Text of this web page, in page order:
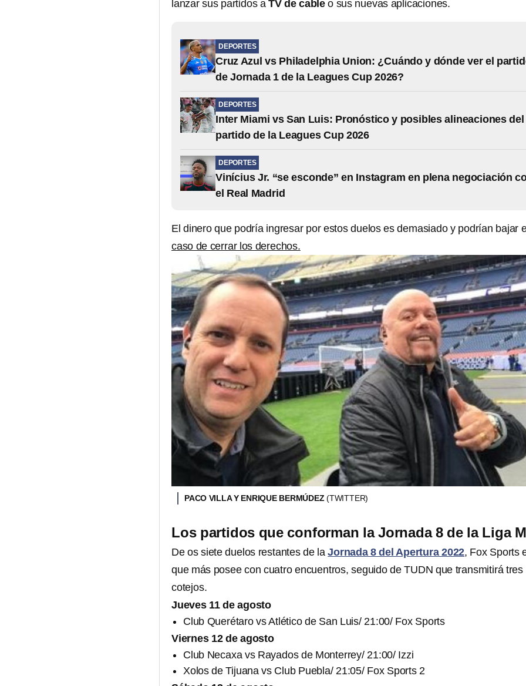
lanzar sus partidos aTV de cable o sus nuevas aplicaciones.
DEPORTES
Cruz Azul vs Philadelphia Union: ¿Cuándo y dónde ver el
de Jornada 1 de la Leagues Cup 2026?
DEPORTES
Inter Miami vs San Luis: Pronóstico y posibles alineaciones del
partido de la Leagues Cup 2026
DEPORTES
Vinícius Jr. “se esconde” en Instagram en plena negociación
el Real Madrid
El dinero que podría ingresar por estos duelos es demasiado y podrían bajar
caso de cerrar los derechos.
PACO VILLA Y ENRIQUE BERMÚDEZ (TWITTER)
Los partidos que conforman la Jornada 8 de la Liga
De os siete duelos restantes de laJornada 8 del Apertura 2022, Fox Sports
que más posee con cuatro encuentros, seguido de TUDN que transmitirá tres
cotejos.
Jueves 11 de agosto
Club Querétaro vs Atlético de San Luis/ 21:00/ Fox Sports
Viernes 12 de agosto
Club Necaxa vs Rayados de Monterrey/ 21:00/ Izzi
Xolos de Tijuana vs Club Puebla/ 21:05/ Fox Sports 2